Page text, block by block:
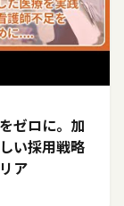
ゼロに。加
い採用戦略
ア